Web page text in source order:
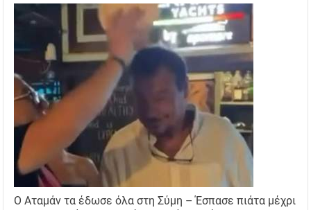
Ο Αταμάν τα έδωσε όλα στη Σύμη – Έσπασε πιάτα μέχρι